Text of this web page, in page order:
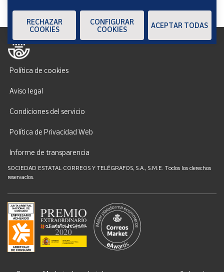
Política de cookies
Aviso legal
Condiciones del servicio
Política de Privacidad Web
Informe de transparencia
SOCIEDAD ESTATAL CORREOS Y TELÉGRAFOS, S.A., S.M.E. Todos los derechos
reservados.
RECHAZAR
COOKIES
CONFIGURAR
COOKIES
ACEPTAR TODAS